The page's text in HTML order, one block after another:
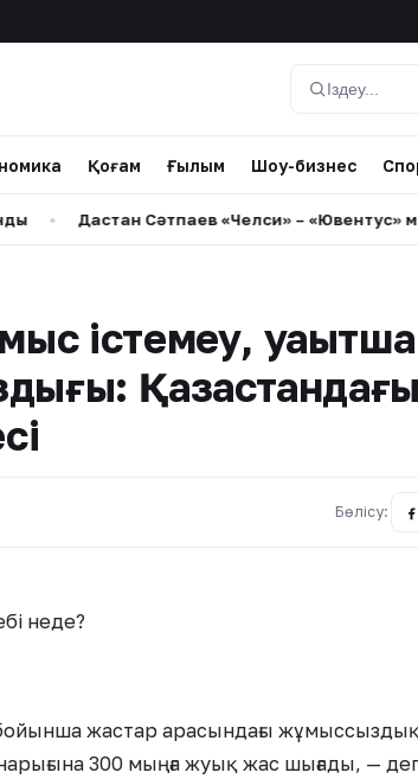
Іздеу
Қоғам Ғылым Шоу-бизнес
Дастан Сәтпаев «Челси» – «Ювентус»
істемеу, уақытша
Қазақстандағы
Бөлісу:
неде?
жастар арасындағы
300 мыңға жуық жас шығады, —